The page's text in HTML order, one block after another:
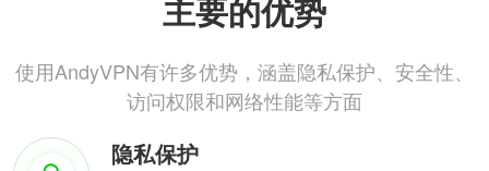
主要的优势
使用AndyVPN有许多优势，涵盖隐私保护、安全性、
访问权限和网络性能等方面
隐私保护